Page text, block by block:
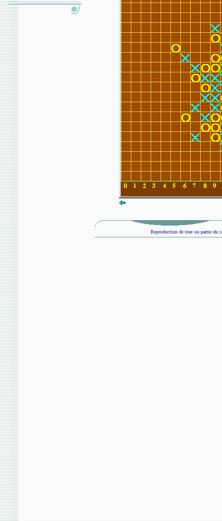
Reproduction de tout ou partie du